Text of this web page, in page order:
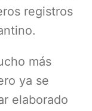
registros
más
ya se
elaborado